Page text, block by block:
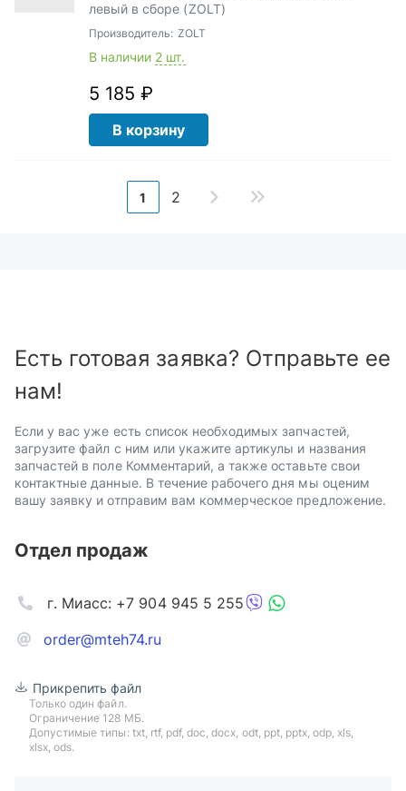
левый в сборе (ZOLT)
Производитель: ZOLT
В наличии 2 шт.
5 185 ₽
В корзину
1 2
Есть готовая заявка? Отправьте ее
нам!
Если у вас уже есть список необходимых запчастей,
загрузите файл с ним или укажите артикулы и названия
запчастей в поле Комментарий, а также оставьте свои
контактные данные. В течение рабочего дня мы оценим
вашу заявку и отправим вам коммерческое предложение.
Отдел продаж
order@mteh74.ru
г. Миасс: +7 904 945 5 255
Прикрепить файл
Только один файл.
Ограничение 128 МБ.
Допустимые типы: txt, rtf, pdf, doc, docx, odt, ppt, pptx, odp, xls,
xlsx, ods.